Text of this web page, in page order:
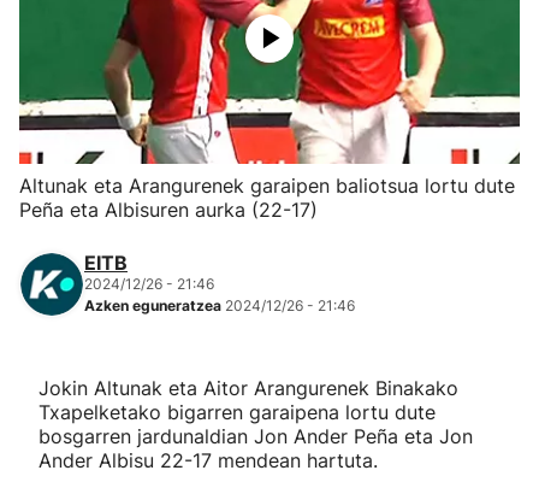
Herri-kirolak
Eskubaloia
Kirolak 360
Mendi-lasterketak
"Helmuga"
Altunak eta Arangurenek garaipen baliotsua lortu dute
Peña eta Albisuren aurka (22-17)
EITB
2024/12/26 - 21:46
Azken eguneratzea 2024/12/26 - 21:46
Jokin Altunak eta Aitor Arangurenek Binakako
Txapelketako bigarren garaipena lortu dute
bosgarren jardunaldian Jon Ander Peña eta Jon
Ander Albisu 22-17 mendean hartuta.